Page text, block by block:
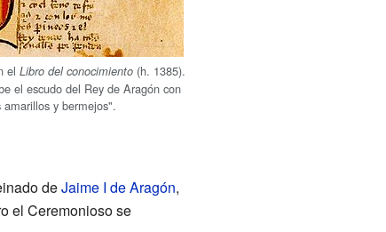
elLibro del conocimiento (h. 1385).
el escudo del Rey de Aragón con
amarillos y bermejos".
deJaime I de Aragón,
el Ceremonioso se